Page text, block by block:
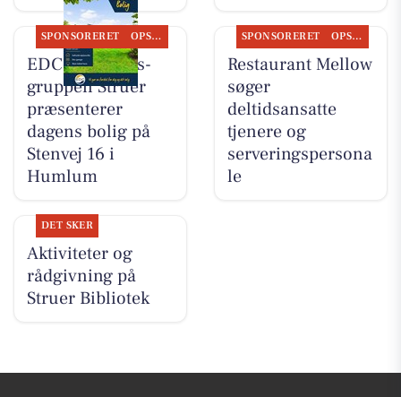
SPONSORERET OPSLAGSTAVLEN
EDC Ejen­doms­
grup­pen Struer
præsenterer
dagens bolig på
Stenvej 16 i
Humlum
SPONSORERET OPSLAGSTAVLEN
Restaurant Mellow
søger
deltidsansatte
tjenere og
serveringspersona
le
DET SKER
Aktiviteter og
rådgivning på
Struer Bibliotek